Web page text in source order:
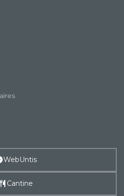
WebUntis
Cantine